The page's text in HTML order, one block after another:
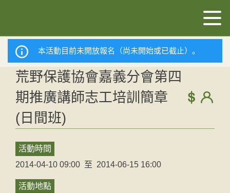
本活動目前未開放報名（尚未開始或已截止）。
荒野保護協會嘉義分會第四
期推廣講師志工培訓簡章
(日間班)
活動時間
2014-04-10 09:00 至 2014-06-15 16:00
活動地點